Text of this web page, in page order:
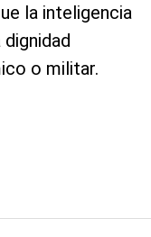
la inteligencia
o militar.